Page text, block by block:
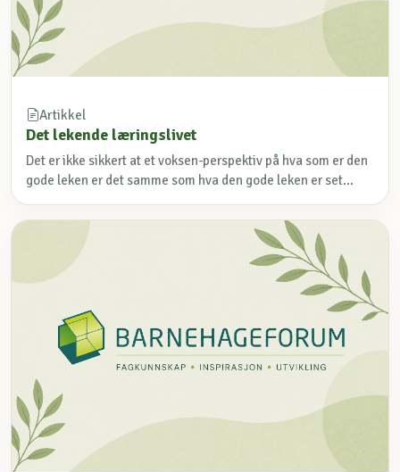
Artikkel
Det lekende læringslivet
Det er ikke sikkert at et voksen-perspektiv på hva som er den
gode leken er det samme som hva den gode leken er set...